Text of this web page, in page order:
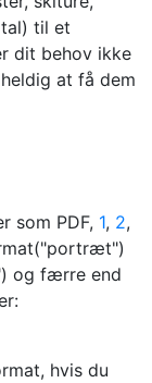
til et
dit behov ikke
at få dem
som PDF, 1, 2,
og færre end
hvis du